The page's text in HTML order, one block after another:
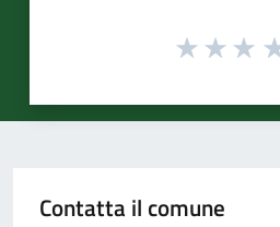
Contatta il comune